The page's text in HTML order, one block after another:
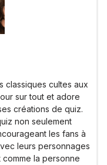
classiques cultes aux
sur tout et adore
créations de quiz.
non seulement
les fans à
leurs personnages
la personne